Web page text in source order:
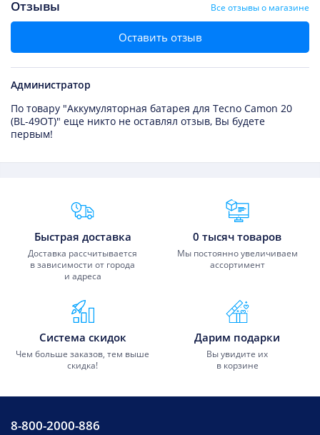
Отзывы Все отзывы о магазине
Оставить отзыв
Администратор
По товару "Аккумуляторная батарея для Tecno Camon 20
(BL-49OT)" еще никто не оставлял отзыв, Вы будете
первым!
Преимущества Fixmobile
Быстрая доставка
Доставка рассчитывается
в зависимости от города
и адреса
0 тысяч товаров
Мы постоянно увеличиваем
ассортимент
Система скидок
Чем больше заказов, тем выше
скидка!
Дарим подарки
Вы увидите их
в корзине
8-800-2000-886